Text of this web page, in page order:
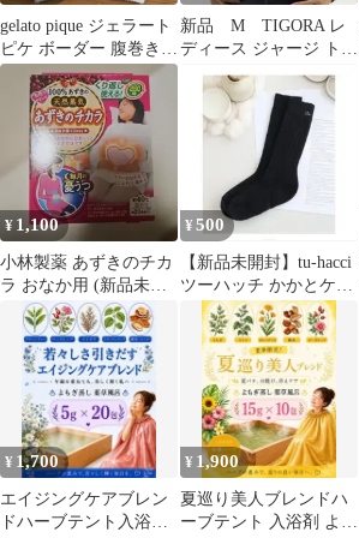
gelato pique ジェラート
ピケ ボーダー 腹巻きウ
エストウォーマー F
新品 M TIGORA レ
ディース ジャージ トラ
ックジャケット 長
袖 紺 紫
¥ 1,100
小林製薬 あずきのチカ
ラ おなか用 (新品未開
¥ 500
【新品未開封】tu-hacci
ツーハッチ かかとケア
ソックス 靴下 黒
¥ 1,700
エイジングケアブレン
ドハーブテント入浴剤
¥ 1,900
夏巡り美人ブレンドハ
ーブテント 入浴剤 よも